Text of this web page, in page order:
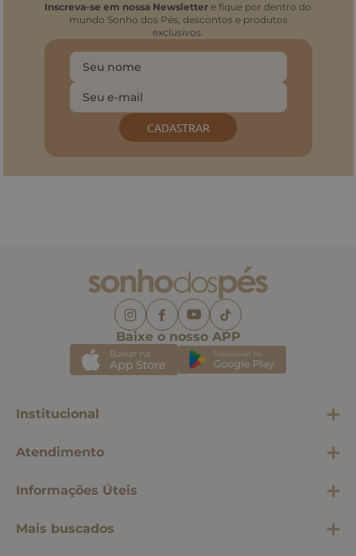
Inscreva-se em nossa Newsletter e fique por dentro do
mundo Sonho dos Pés, descontos e produtos
exclusivos.
CADASTRAR
Baixe o nosso APP
Institucional
Atendimento
Informações Úteis
Mais buscados